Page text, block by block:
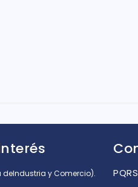
deIndustria y Comercio).
PQRS